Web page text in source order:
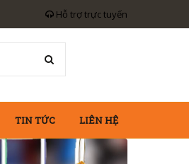
Hỗ trợ trực tuyến
TIN TỨC LIÊN HỆ